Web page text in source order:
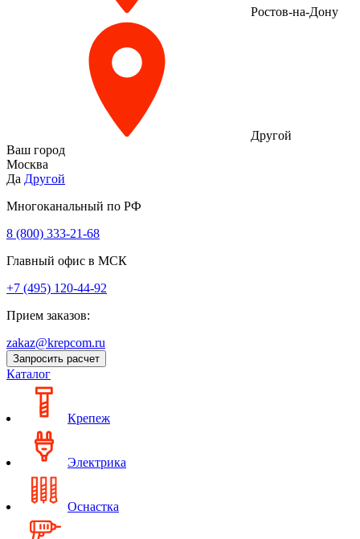
Ростов-на-Дону
Другой
Ваш город
Москва
Да Другой
Многоканальный по РФ
8 (800) 333‑21-68
Главный офис в МСК
+7 (495) 120-44-92
Прием заказов:
zakaz@krepcom.ru
Запросить расчет
Каталог
Крепеж
Электрика
Оснастка